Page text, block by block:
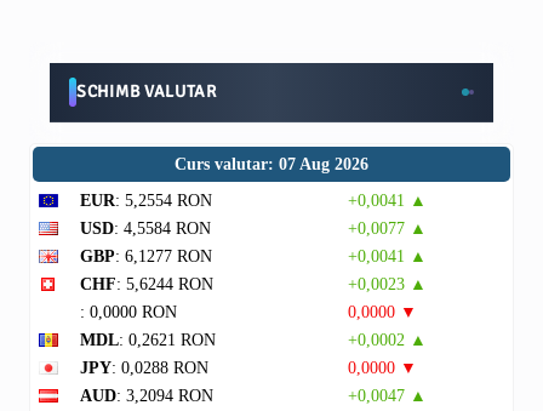
SCHIMB VALUTAR
Curs valutar: 07 Aug 2026
EUR: 5,2554 RON
+0,0041 ▲
USD: 4,5584 RON
+0,0077 ▲
GBP: 6,1277 RON
+0,0041 ▲
CHF: 5,6244 RON
+0,0023 ▲
: 0,0000 RON
0,0000 ▼
MDL: 0,2621 RON
+0,0002 ▲
JPY: 0,0288 RON
0,0000 ▼
AUD: 3,2094 RON
+0,0047 ▲